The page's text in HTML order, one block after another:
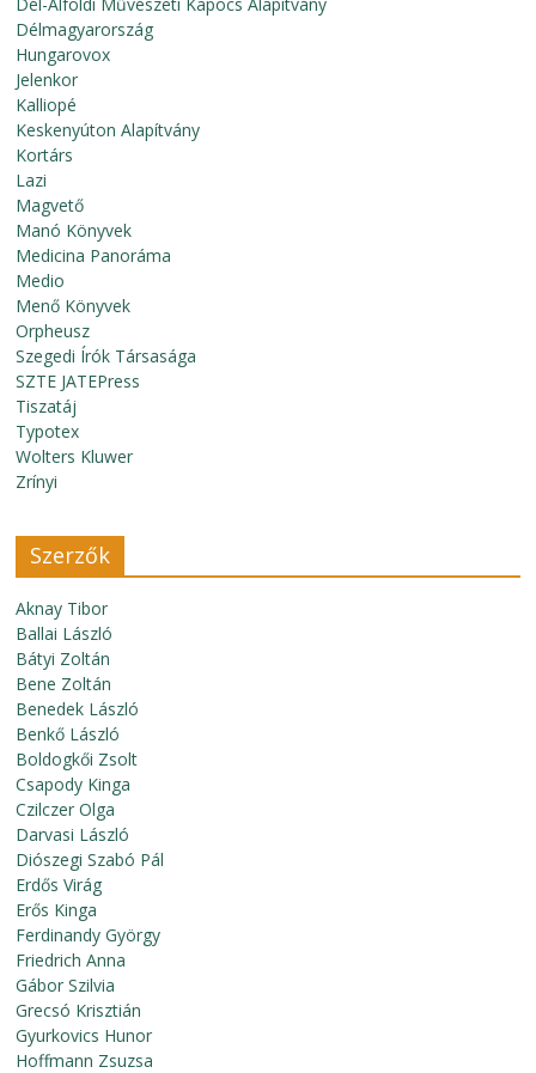
Délmagyarország
Hungarovox
Jelenkor
Kalliopé
Keskenyúton Alapítvány
Kortárs
Lazi
Magvető
Manó Könyvek
Medicina Panoráma
Medio
Menő Könyvek
Orpheusz
Szegedi Írók Társasága
SZTE JATEPress
Tiszatáj
Typotex
Wolters Kluwer
Zrínyi
Szerzők
Aknay Tibor
Ballai László
Bátyi Zoltán
Bene Zoltán
Benedek László
Benkő László
Boldogkői Zsolt
Csapody Kinga
Czilczer Olga
Darvasi László
Diószegi Szabó Pál
Erdős Virág
Erős Kinga
Ferdinandy György
Friedrich Anna
Gábor Szilvia
Grecsó Krisztián
Gyurkovics Hunor
Hoffmann Zsuzsa